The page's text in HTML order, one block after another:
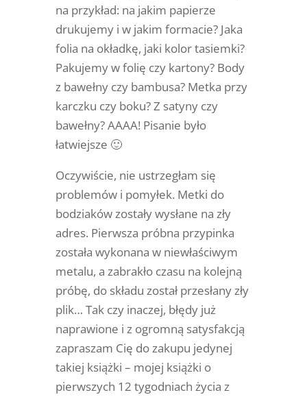
na przykład: na jakim papierze
drukujemy i w jakim formacie? Jaka
folia na okładkę, jaki kolor tasiemki?
Pakujemy w folię czy kartony? Body
z bawełny czy bambusa? Metka przy
karczku czy boku? Z satyny czy
bawełny? AAAA! Pisanie było
łatwiejsze 🙂
Oczywiście, nie ustrzegłam się
problemów i pomyłek. Metki do
bodziaków zostały wysłane na zły
adres. Pierwsza próbna przypinka
została wykonana w niewłaściwym
metalu, a zabrakło czasu na kolejną
próbę, do składu został przesłany zły
plik… Tak czy inaczej, błędy już
naprawione i z ogromną satysfakcją
zapraszam Cię do zakupu jedynej
takiej książki – mojej książki o
pierwszych 12 tygodniach życia z